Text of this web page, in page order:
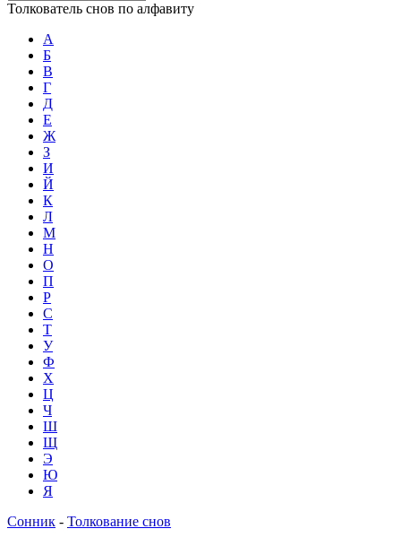
Толкователь снов по алфавиту
А
Б
В
Г
Д
Е
Ж
З
И
Й
К
Л
М
Н
О
П
Р
С
Т
У
Ф
Х
Ц
Ч
Ш
Щ
Э
Ю
Я
Сонник - Толкование снов